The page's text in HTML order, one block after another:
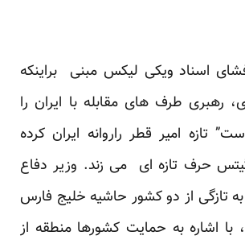
اسناد ویکی لیکس مبنی براینکه
رهبری طرف های مقابله با ایران را
تازه امیر قطر راروانه ایران کرده
حرف تازه ای می زند. وزیر دفاع
به تازگی از دو کشور حاشیه خلیج فارس
اشاره به حمایت کشورها منطقه از